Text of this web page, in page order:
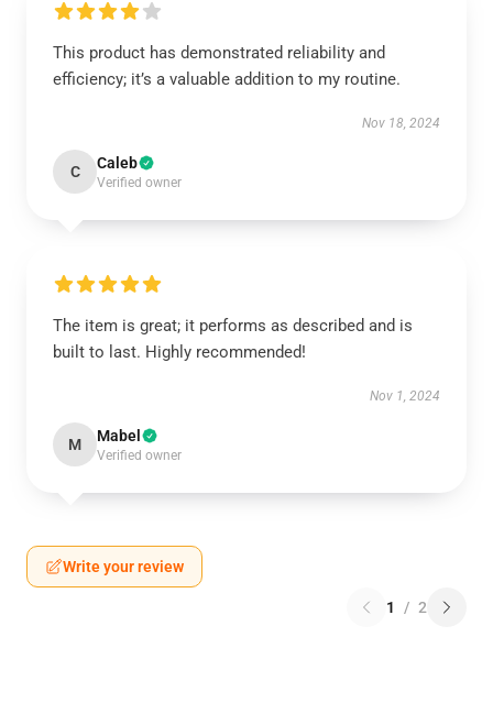
This product has demonstrated reliability and
efficiency; it’s a valuable addition to my routine.
Nov 18, 2024
C Caleb
Verified owner
The item is great; it performs as described and is
built to last. Highly recommended!
Nov 1, 2024
M Mabel
Verified owner
Write your review
1 / 2